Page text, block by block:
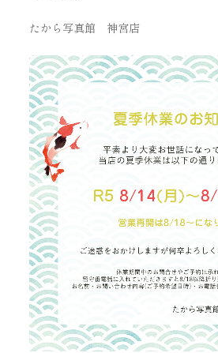
たから写真館 神宮店